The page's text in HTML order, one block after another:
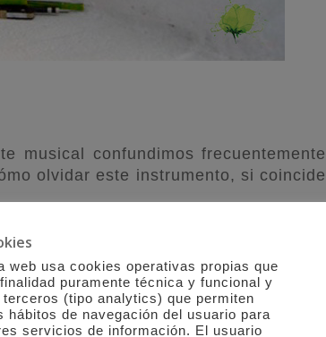
musical confundimos frecuentemente
olvidar este instrumento, si coincide
por nosotros y más habituados a ver
toda la vida. Ese que vemos plantado
que guste de flores y color.
de cuerda (nos consta que hay
web usa cookies operativas propias que
puramente técnica y funcional y
(tipo analytics) que permiten
hábitos de navegación del usuario para
servicios de información. El usuario